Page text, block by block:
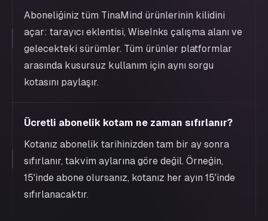
Aboneliğiniz tüm TinaMind ürünlerinin kilidini
açar: tarayıcı eklentisi, WiseInks çalışma alanı ve
gelecekteki sürümler. Tüm ürünler platformlar
arasında kusursuz kullanım için aynı sorgu
kotasını paylaşır.
Ücretli abonelik kotam ne zaman sıfırlanır?
Kotanız abonelik tarihinizden tam bir ay sonra
sıfırlanır, takvim aylarına göre değil. Örneğin,
15'inde abone olursanız, kotanız her ayın 15'inde
sıfırlanacaktır.